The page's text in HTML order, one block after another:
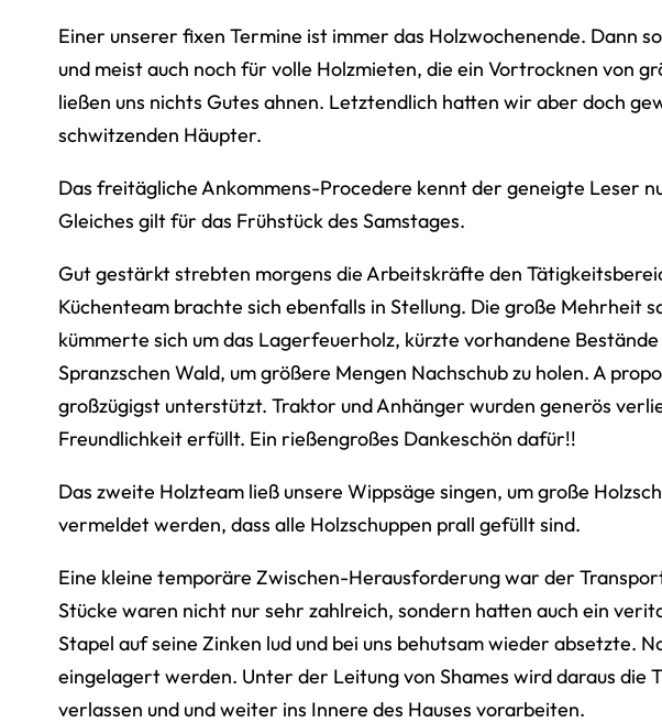
Einer unserer fixen Termine ist immer das Holzwochenende.
und meist auch noch für volle Holzmieten, die ein Vortrocknen von
ließen uns nichts Gutes ahnen. Letztendlich hatten wir aber doch
schwitzenden Häupter.
Das freitägliche Ankommens-Procedere kennt der geneigte Leser
Gleiches gilt für das Frühstück des Samstages.
Gut gestärkt strebten morgens die Arbeitskräfte den
Küchenteam brachte sich ebenfalls in Stellung. Die große Mehrheit
kümmerte sich um das Lagerfeuerholz, kürzte vorhandene
Spranzschen Wald, um größere Mengen Nachschub zu holen. A
großzügigst unterstützt. Traktor und Anhänger wurden generös
Freundlichkeit erfüllt. Ein rießengroßes Dankeschön dafür!!
Das zweite Holzteam ließ unsere Wippsäge singen, um große
vermeldet werden, dass alle Holzschuppen prall gefüllt sind.
Eine kleine temporäre Zwischen-Herausforderung war der
Stücke waren nicht nur sehr zahlreich, sondern hatten auch ein
Stapel auf seine Zinken lud und bei uns behutsam wieder absetzte.
eingelagert werden. Unter der Leitung von Shames wird daraus
verlassen und und weiter ins Innere des Hauses vorarbeiten.